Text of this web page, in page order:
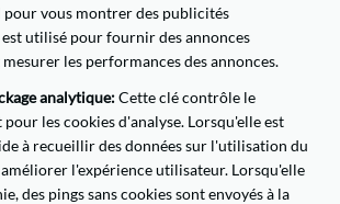
vous montrer des publicités
utilisé pour fournir des annonces
les performances des annonces.
analytique:Cette clé contrôle le
les cookies d'analyse. Lorsqu'elle est
à recueillir des données sur l'utilisation du
l'expérience utilisateur. Lorsqu'elle
des pings sans cookies sont envoyés à la